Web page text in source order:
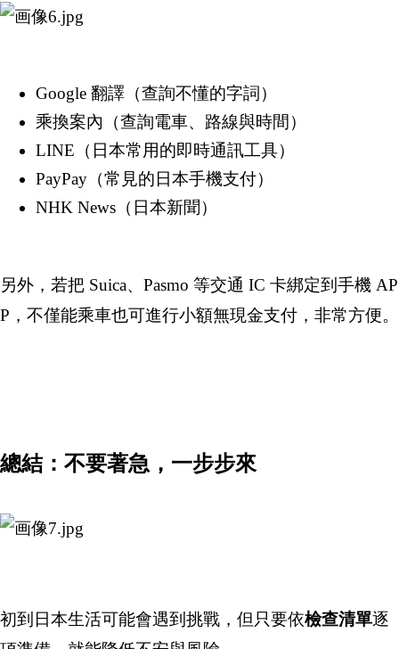
Google 翻譯（查詢不懂的字詞）
乘換案內（查詢電車、路線與時間）
LINE（日本常用的即時通訊工具）
PayPay（常見的日本手機支付）
NHK News（日本新聞）
另外，若把 Suica、Pasmo 等交通 IC 卡綁定到手機 AP
P，不僅能乘車也可進行小額無現金支付，非常方便。
總結：不要著急，一步步來
初到日本生活可能會遇到挑戰，但只要依檢查清單逐